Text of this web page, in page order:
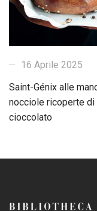
16 Aprile 2025
Saint-Génix alle
nocciole ricoperte di
cioccolato